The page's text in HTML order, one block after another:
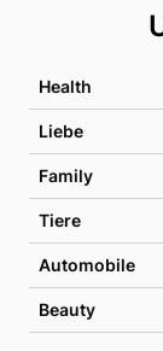
Health
Liebe
Family
Tiere
Automobile
Beauty